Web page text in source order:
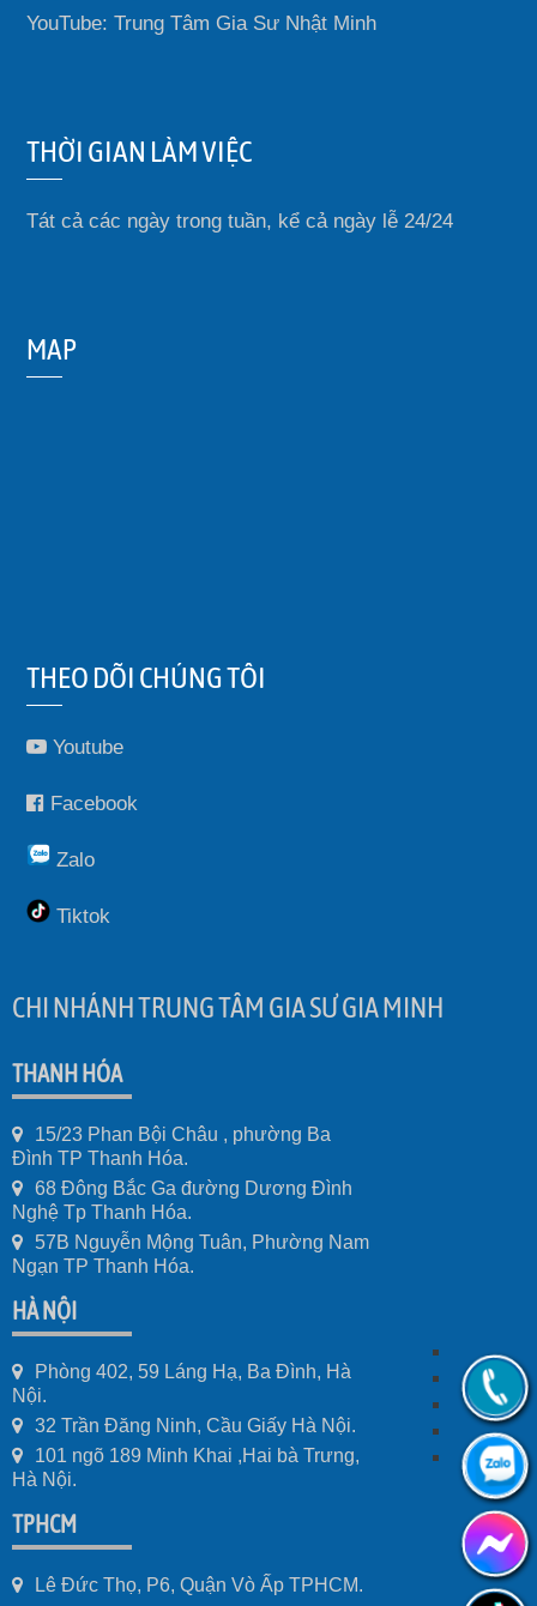
YouTube: Trung Tâm Gia Sư Nhật Minh
THỜI GIAN LÀM VIỆC
Tát cả các ngày trong tuần, kể cả ngày lễ 24/24
MAP
THEO DÕI CHÚNG TÔI
Youtube
Facebook
Zalo
Tiktok
CHI NHÁNH TRUNG TÂM GIA SƯ GIA MINH
THANH HÓA
15/23 Phan Bội Châu , phường Ba
Đình TP Thanh Hóa.
68 Đông Bắc Ga đường Dương Đình
Nghệ Tp Thanh Hóa.
57B Nguyễn Mộng Tuân, Phường Nam
Ngạn TP Thanh Hóa.
HÀ NỘI
Phòng 402, 59 Láng Hạ, Ba Đình, Hà
Nội.
32 Trần Đăng Ninh, Cầu Giấy Hà Nội.
101 ngõ 189 Minh Khai ,Hai bà Trưng,
Hà Nội.
TPHCM
Lê Đức Thọ, P6, Quận Vò Ấp TPHCM.